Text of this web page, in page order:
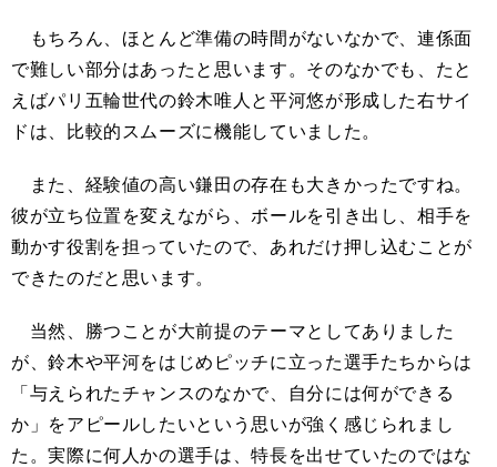
もちろん、ほとんど準備の時間がないなかで、連係面
で難しい部分はあったと思います。そのなかでも、たと
えばパリ五輪世代の鈴木唯人と平河悠が形成した右サイ
ドは、比較的スムーズに機能していました。
また、経験値の高い鎌田の存在も大きかったですね。
彼が立ち位置を変えながら、ボールを引き出し、相手を
動かす役割を担っていたので、あれだけ押し込むことが
できたのだと思います。
当然、勝つことが大前提のテーマとしてありました
が、鈴木や平河をはじめピッチに立った選手たちからは
「与えられたチャンスのなかで、自分には何ができる
か」をアピールしたいという思いが強く感じられまし
た。実際に何人かの選手は、特長を出せていたのではな